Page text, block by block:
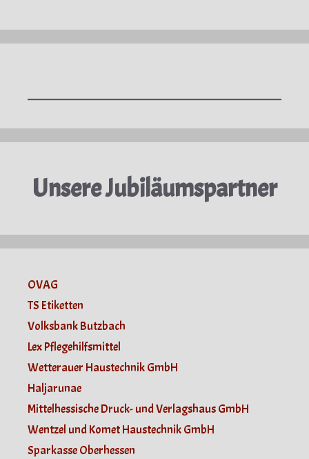
Unsere Jubiläumspartner
OVAG
TS Etiketten
Volksbank Butzbach
Lex Pflegehilfsmittel
Wetterauer Haustechnik GmbH
Haljarunae
Mittelhessische Druck- und Verlagshaus GmbH
Wentzel und Komet Haustechnik GmbH
Sparkasse Oberhessen